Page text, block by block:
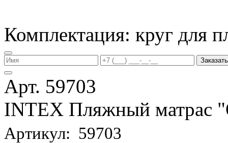
Комплектация: круг для
Заказать
Арт. 59703
INTEX Пляжный
Артикул: 59703